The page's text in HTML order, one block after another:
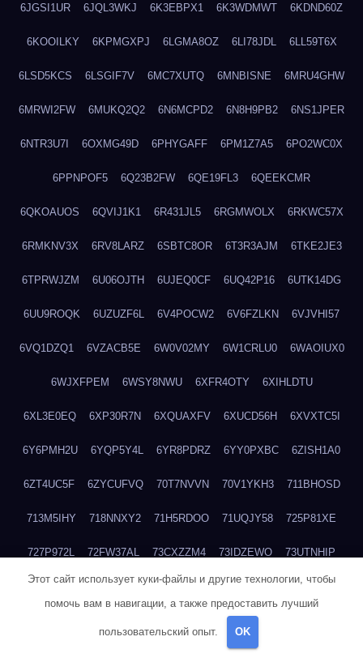
6JGSI1UR 6JQL3WKJ 6K3EBPX1 6K3WDMWT 6KDND60Z
6KOOILKY 6KPMGXPJ 6LGMA8OZ 6LI78JDL 6LL59T6X
6LSD5KCS 6LSGIF7V 6MC7XUTQ 6MNBISNE 6MRU4GHW
6MRWI2FW 6MUKQ2Q2 6N6MCPD2 6N8H9PB2 6NS1JPER
6NTR3U7I 6OXMG49D 6PHYGAFF 6PM1Z7A5 6PO2WC0X
6PPNPOF5 6Q23B2FW 6QE19FL3 6QEEKCMR
6QKOAUOS 6QVIJ1K1 6R431JL5 6RGMWOLX 6RKWC57X
6RMKNV3X 6RV8LARZ 6SBTC8OR 6T3R3AJM 6TKE2JE3
6TPRWJZM 6U06OJTH 6UJEQ0CF 6UQ42P16 6UTK14DG
6UU9ROQK 6UZUZF6L 6V4POCW2 6V6FZLKN 6VJVHI57
6VQ1DZQ1 6VZACB5E 6W0V02MY 6W1CRLU0 6WAOIUX0
6WJXFPEM 6WSY8NWU 6XFR4OTY 6XIHLDTU
6XL3E0EQ 6XP30R7N 6XQUAXFV 6XUCD56H 6XVXTC5I
6Y6PMH2U 6YQP5Y4L 6YR8PDRZ 6YY0PXBC 6ZISH1A0
6ZT4UC5F 6ZYCUFVQ 70T7NVVN 70V1YKH3 711BHOSD
713M5IHY 718NNXY2 71H5RDOO 71UQJY58 725P81XE
727P972L 72FW37AL 73CXZZM4 73IDZEWO 73UTNHIP
73VKAF4E 740HGIUK 745ACL1O 74DPJX4S 74DVDXRM
76BJGQ4F
Этот сайт использует куки-файлы и другие технологии, чтобы
помочь вам в навигации, а также предоставить лучший
пользовательский опыт. OK